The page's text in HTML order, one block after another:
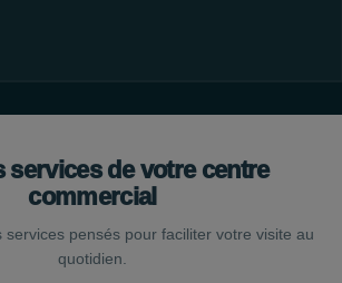
services de votre centre
commercial
services pensés pour faciliter votre visite au
quotidien.